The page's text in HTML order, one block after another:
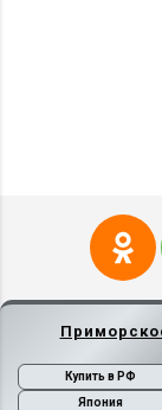
Купить в РФ
Япония